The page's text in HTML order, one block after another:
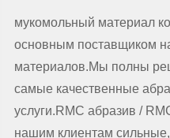
мукомольный материал
основным поставщиком
материалов.Мы полны
самые качественные
услуги.RMC абразив /
нашим клиентам